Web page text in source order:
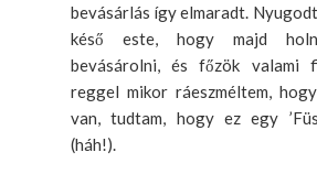
bevásárlás így elmaradt.
késő este, hogy majd
bevásárolni, és főzök valami
reggel mikor ráeszméltem,
van, tudtam, hogy ez egy
(háh!).